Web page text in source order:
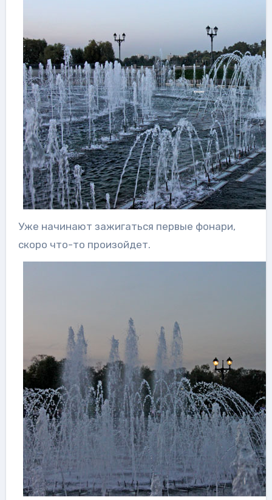
Уже начинают зажигаться первые фонари,
скоро что-то произойдет.